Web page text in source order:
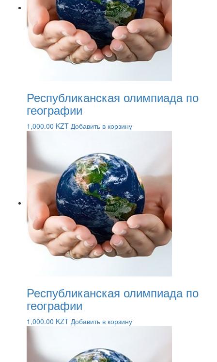
Республиканская олимпиада по
географии
1,000.00 KZT Добавить в корзину
Республиканская олимпиада по
географии
1,000.00 KZT Добавить в корзину